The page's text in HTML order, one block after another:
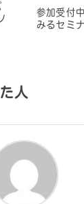
参加受付
みるセミ
人